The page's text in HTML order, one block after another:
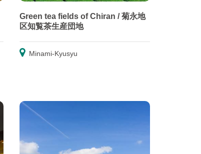
Green tea fields of Chiran / 菊永地
区知覧茶生産団地
Minami-Kyusyu